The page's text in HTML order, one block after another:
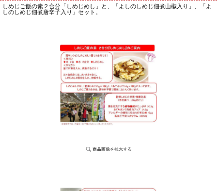
しめじご飯の素２合分「しめじめし」と、「よしのしめじ佃煮山椒入り」、「よ
しのしめじ佃煮唐辛子入り」セット。